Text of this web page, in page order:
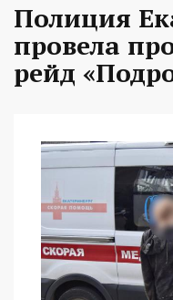
Полиция
провела
рейд